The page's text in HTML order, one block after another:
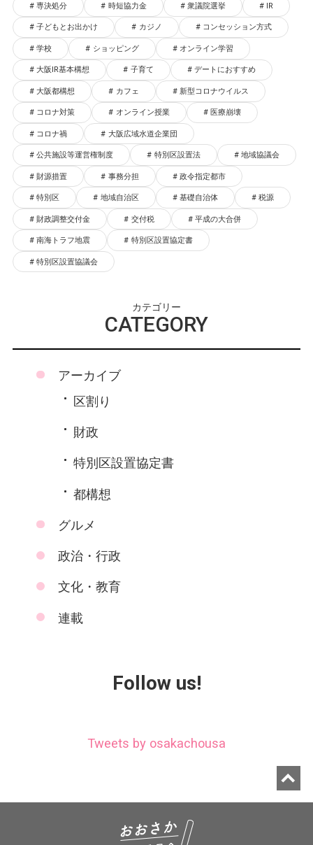
専決処分 時短協力金 衆議院選挙 IR
子どもとお出かけ カジノ コンセッション方式
学校 ショッピング オンライン学習
大阪IR基本構想 子育て デートにおすすめ
大阪都構想 カフェ 新型コロナウイルス
コロナ対策 オンライン授業 医療崩壊
コロナ禍 大阪広域水道企業団
公共施設等運営権制度 特別区設置法 地域協議会
財源措置 事務分担 政令指定都市
特別区 地域自治区 基礎自治体 税源
財政調整交付金 交付税 平成の大合併
南海トラフ地震 特別区設置協定書
特別区設置協議会
カテゴリー
CATEGORY
アーカイブ
区割り
財政
特別区設置協定書
都構想
グルメ
政治・行政
文化・教育
連載
Follow us!
Tweets by osakachousa